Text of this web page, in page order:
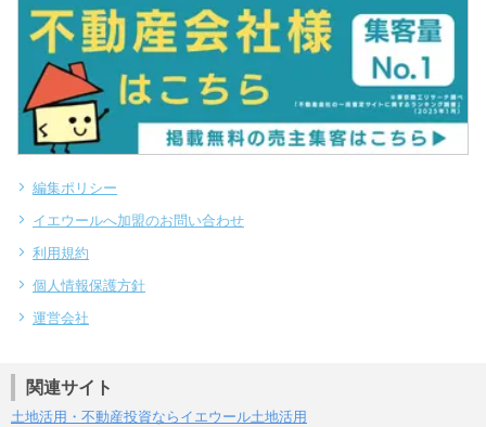
編集ポリシー
イエウールへ加盟のお問い合わせ
利用規約
個人情報保護方針
運営会社
関連サイト
土地活用・不動産投資ならイエウール土地活用